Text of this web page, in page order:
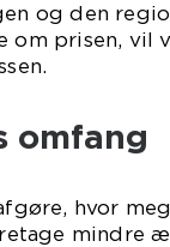
og den
om prisen, vil
omfang
hvor
mindre